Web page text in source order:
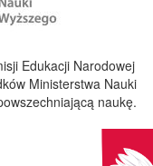
Edukacji Narodowej
Ministerstwa Nauki
naukę.